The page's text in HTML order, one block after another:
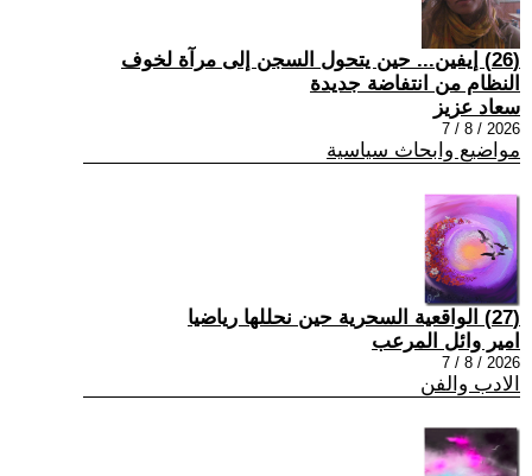
(26) إيفين... حين يتحول السجن إلى مرآة لخوف
النظام من انتفاضة جديدة
سعاد عزيز
2026 / 8 / 7
مواضيع وابحاث سياسية
(27) الواقعية السحرية حين نحللها رياضيا
امير وائل المرعب
2026 / 8 / 7
الادب والفن